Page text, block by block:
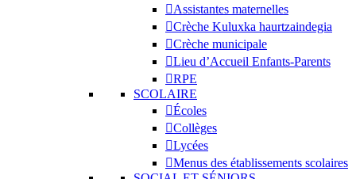
Assistantes maternelles
Crèche Kuluxka haurtzaindegia
Crèche municipale
Lieu d’Accueil Enfants-Parents
RPE
SCOLAIRE
Écoles
Collèges
Lycées
Menus des établissements scolaires